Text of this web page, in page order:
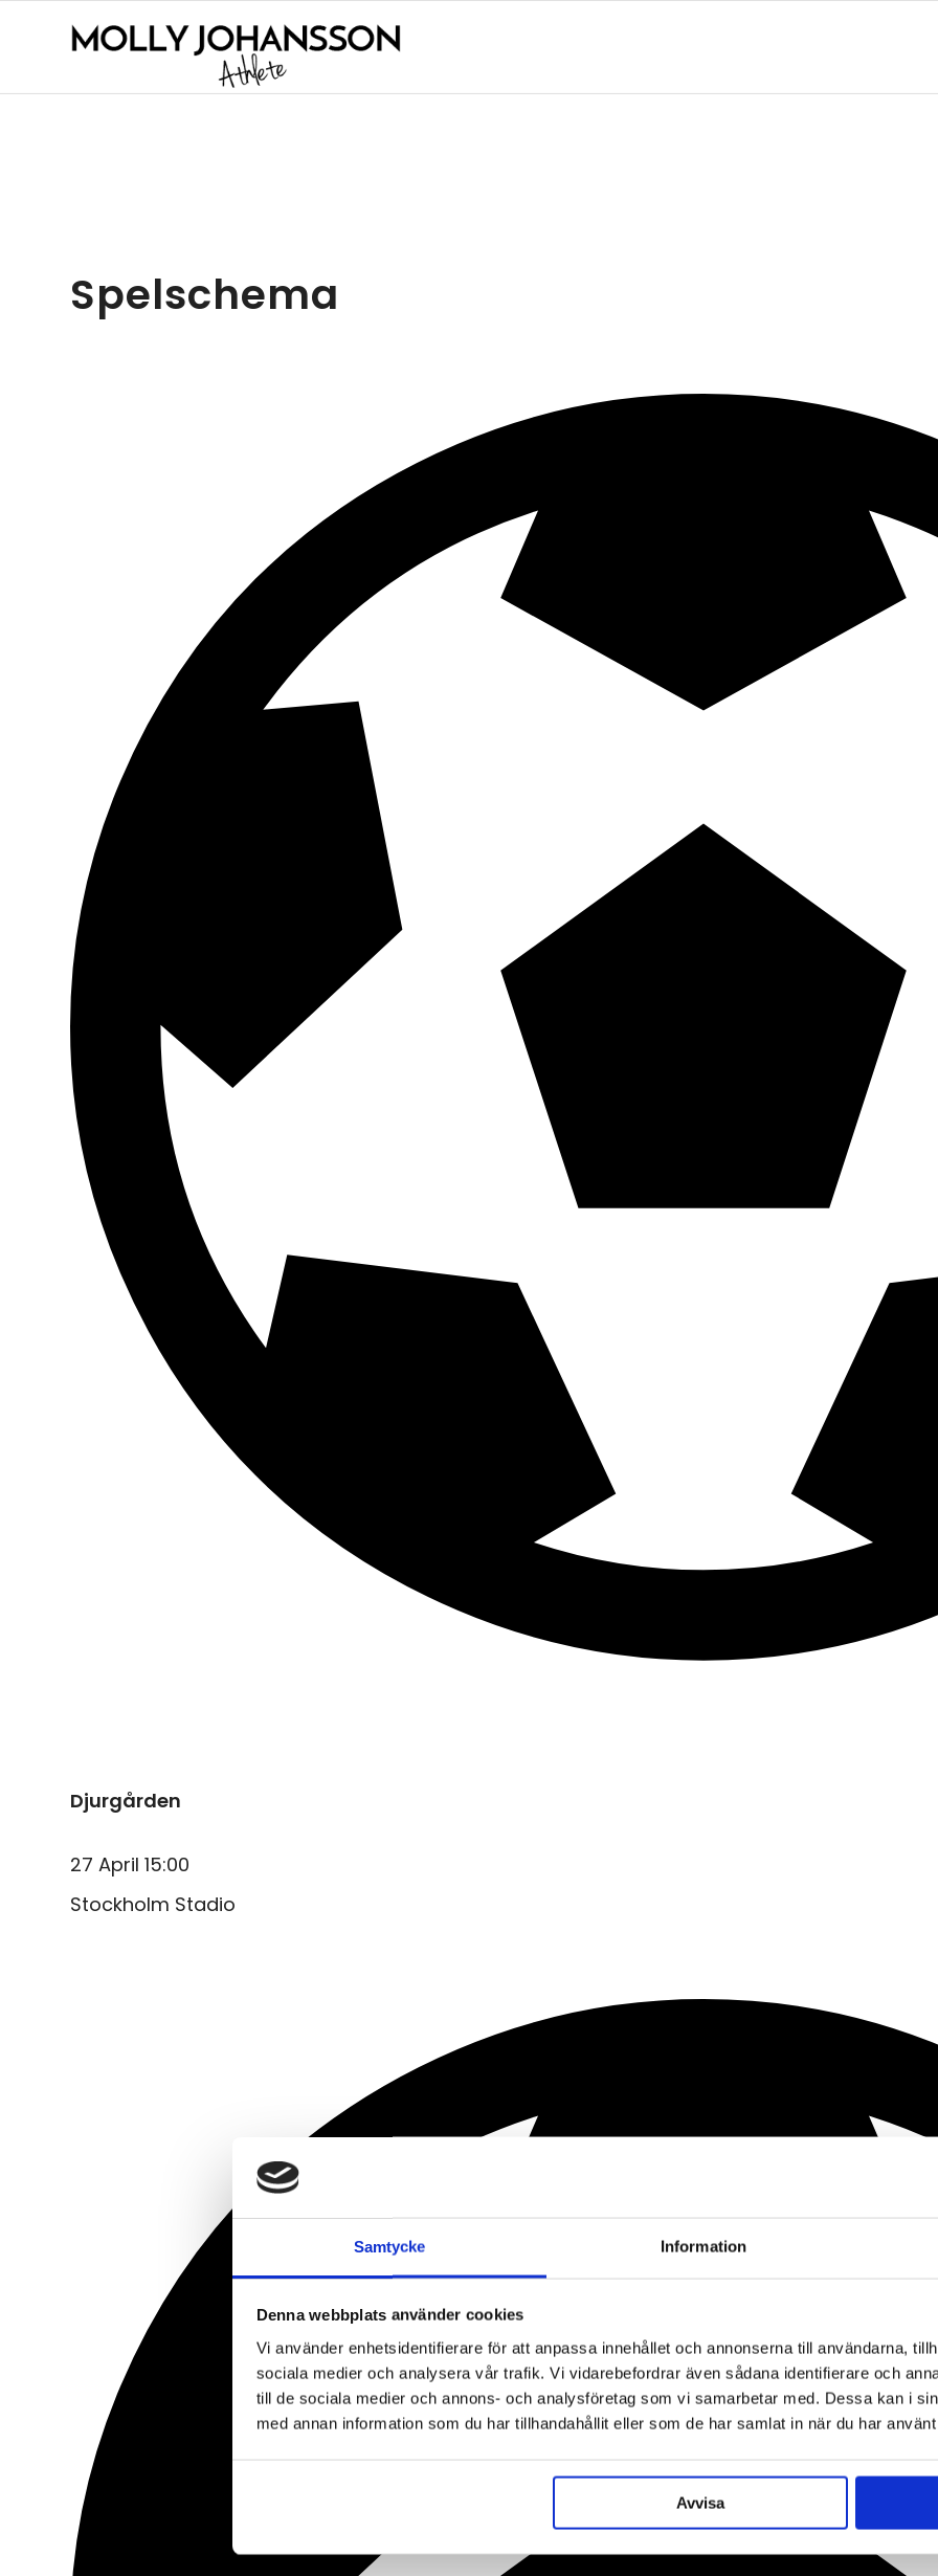
Samtycke Information
Denna webbplats använder cookies
Vi använder enhetsidentifierare för att anpassa innehållet och annonserna till användarna,
sociala medier och analysera vår trafik. Vi vidarebefordrar även sådana identifierare och
till de sociala medier och annons- och analysföretag som vi samarbetar med. Dessa kan i
med annan information som du har tillhandahållit eller som de har samlat in när du har
Avvisa
Spelschema
Djurgården
27 April 15:00
Stockholm Stadio